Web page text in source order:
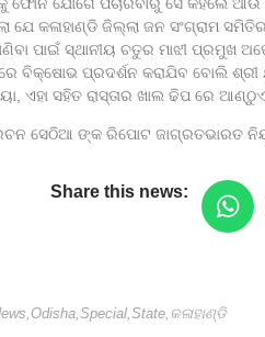
ଯେ କଳାହାଣ୍ଡି ଜିଲ୍ଲା ଜନ ସଂଗ୍ରାମ
ପାଇଁ ସ୍ଥାନୀୟ ଚତୁର ମାଝୀ
ବିକ୍ଷୋଭ ପ୍ରଦର୍ଶନ କରାଯିବ ବୋଲି
ଏହା ସହିତ ରାସ୍ତାର ଖାଲ ଢିପ ରେ
ସେଠିଆ ଙ୍କ ରିପୋଟ ଜାଗ୍ରତଭାରତ
Share this news:
Odisha Special State କଳାହାଣ୍ଡି